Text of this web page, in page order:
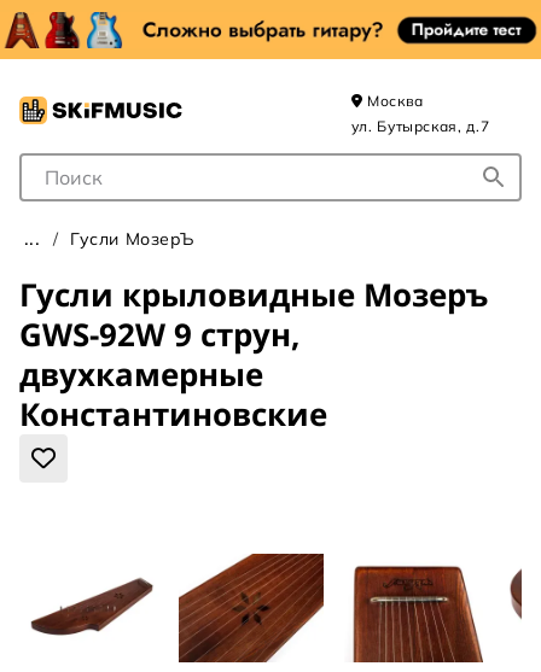
Поле для Поиска
Москва
ул. Бутырская, д.7
Гусли МозерЪ
Гусли крыловидные Мозеръ
GWS-92W 9 струн,
двухкамерные
Константиновские